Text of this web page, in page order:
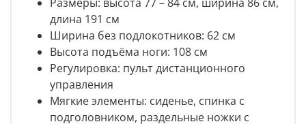
Размеры: высота 77 – 84 см, ширина 86 см,
длина 191 см
Ширина без подлокотников: 62 см
Высота подъёма ноги: 108 см
Регулировка: пульт дистанционного
управления
Мягкие элементы: сиденье, спинка с
подголовником, раздельные ножки с